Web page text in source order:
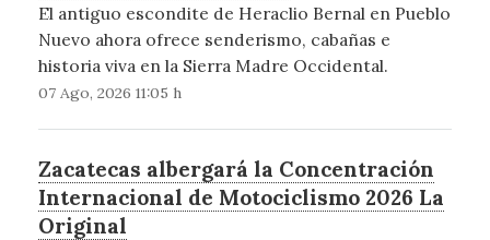
El antiguo escondite de Heraclio Bernal en Pueblo
Nuevo ahora ofrece senderismo, cabañas e
historia viva en la Sierra Madre Occidental.
07 Ago, 2026 11:05 h
Zacatecas albergará la Concentración
Internacional de Motociclismo 2026 La
Original